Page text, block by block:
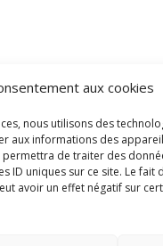
aux cookies
nous utilisons des
aux informations des
de traiter des
ID uniques sur ce site. Le fait
avoir un effet négatif sur